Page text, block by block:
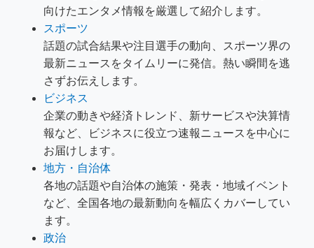
向けたエンタメ情報を厳選して紹介します。
スポーツ
話題の試合結果や注目選手の動向、スポーツ界の
最新ニュースをタイムリーに発信。熱い瞬間を逃
さずお伝えします。
ビジネス
企業の動きや経済トレンド、新サービスや決算情
報など、ビジネスに役立つ速報ニュースを中心に
お届けします。
地方・自治体
各地の話題や自治体の施策・発表・地域イベント
など、全国各地の最新動向を幅広くカバーしてい
ます。
政治